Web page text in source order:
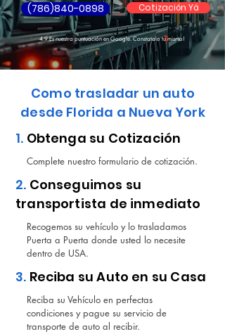
(786)840-0898 Cotización Yá
4.9 Es nuestra puntuación en Google. Constatalo tu mismo!
Como trasladar un auto
desde Florida a Nueva York
1. Obtenga su Cotización
Complete nuestro formulario de cotización.
2. Conseguimos su
transportista de inmediato
Recogemos su vehículo y lo trasladamos
Puerta a Puerta donde usted lo necesite
dentro de USA.
3. Reciba su Auto en su Casa
Reciba su Vehículo en perfectas
condiciones y pague su servicio de
transporte de auto al recibir.